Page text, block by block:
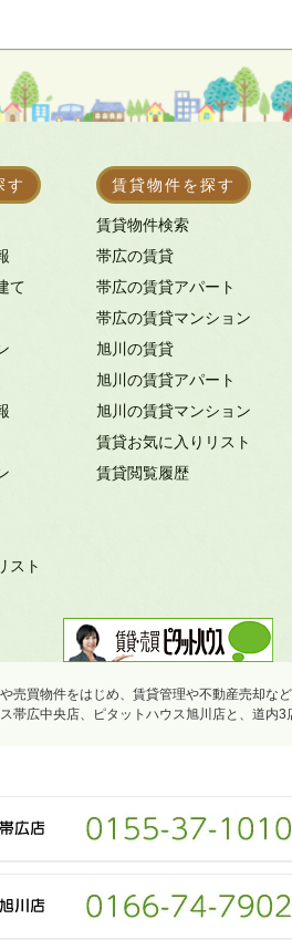
す
て
スト
賃貸物件を探す
賃貸物件検索
帯広の賃貸
帯広の賃貸アパート
帯広の賃貸マンション
旭川の賃貸
旭川の賃貸アパート
旭川の賃貸マンション
賃貸お気に入りリスト
賃貸閲覧履歴
買物件をはじめ、賃貸管理や不動産売却な
広中央店、ピタットハウス旭川店と、道内3